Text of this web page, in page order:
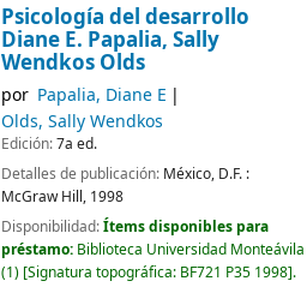
Psicología del desarrollo
Diane E. Papalia, Sally
Wendkos Olds
por Papalia, Diane E
Olds, Sally Wendkos
Edición:7a ed.
Detalles de publicación: México, D.F. :
McGraw Hill, 1998
Disponibilidad:Ítems disponibles para
préstamo: Biblioteca Universidad Monteávila
(1) Signatura topográfica: BF721 P35 1998 .